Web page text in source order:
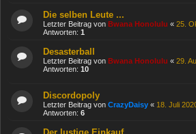
Die selben Leute ...
Letzter Beitrag von Bwana Honolulu « 25.
Antworten: 1
Desasterball
Letzter Beitrag von Bwana Honolulu « 29.
Antworten: 10
Discordopoly
Letzter Beitrag von CrazyDaisy « 18. Juli
Antworten: 6